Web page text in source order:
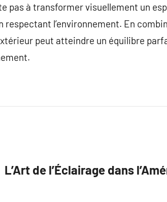
pas à transformer visuellement un
l’environnement. En
peut atteindre un équilibre
L’Art de l’Éclairage dans